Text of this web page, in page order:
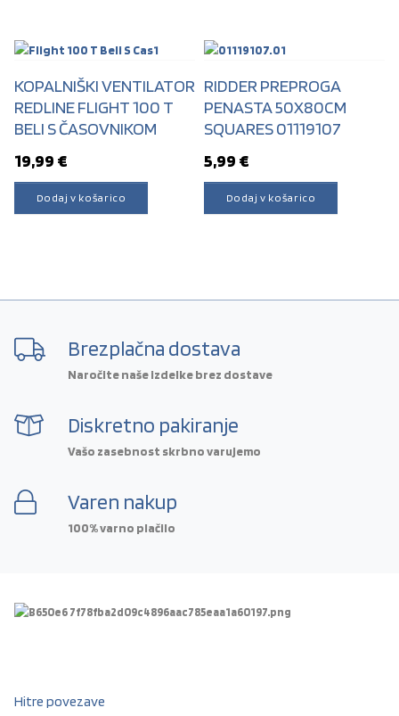
KOPALNIŠKI VENTILATOR
REDLINE FLIGHT 100 T
BELI S ČASOVNIKOM
19,99 €
Dodaj v košarico
RIDDER PREPROGA
PENASTA 50X80CM
SQUARES 01119107
5,99 €
Dodaj v košarico
Brezplačna dostava
Naročite naše izdelke brez dostave
Diskretno pakiranje
Vašo zasebnost skrbno varujemo
Varen nakup
100% varno plačilo
Hitre povezave